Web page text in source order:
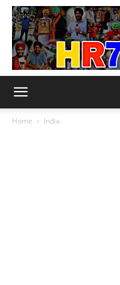
Home India